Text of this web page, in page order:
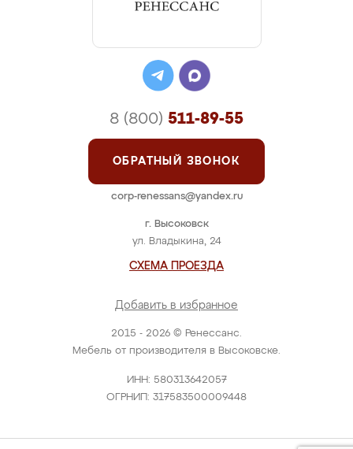
2015 - 2026 © Ренессанс.
Мебель от производителя в Высоковске.
ИНН: 580313642057
ОГРНИП: 317583500009448
г. Высоковск
ул. Владыкина, 24
СХЕМА ПРОЕЗДА
Добавить в избранное
8 (800) 511-89-55
ОБРАТНЫЙ ЗВОНОК
corp-renessans@yandex.ru